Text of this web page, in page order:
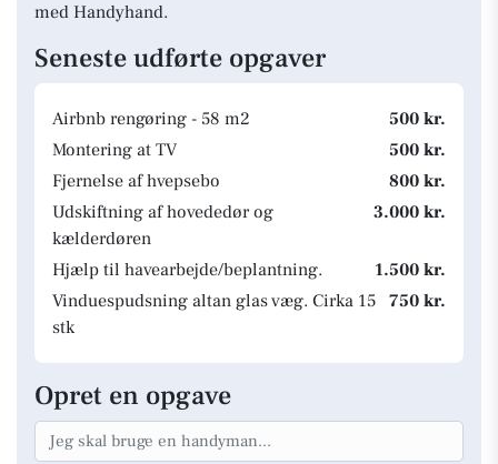
med Handyhand.
Seneste udførte opgaver
Airbnb rengøring - 58 m2
500 kr.
Montering at TV
500 kr.
Fjernelse af hvepsebo
800 kr.
Udskiftning af hovededør og
kælderdøren
3.000 kr.
Hjælp til havearbejde/beplantning.
1.500 kr.
Vinduespudsning altan glas væg. Cirka 15
stk
750 kr.
Opret en opgave